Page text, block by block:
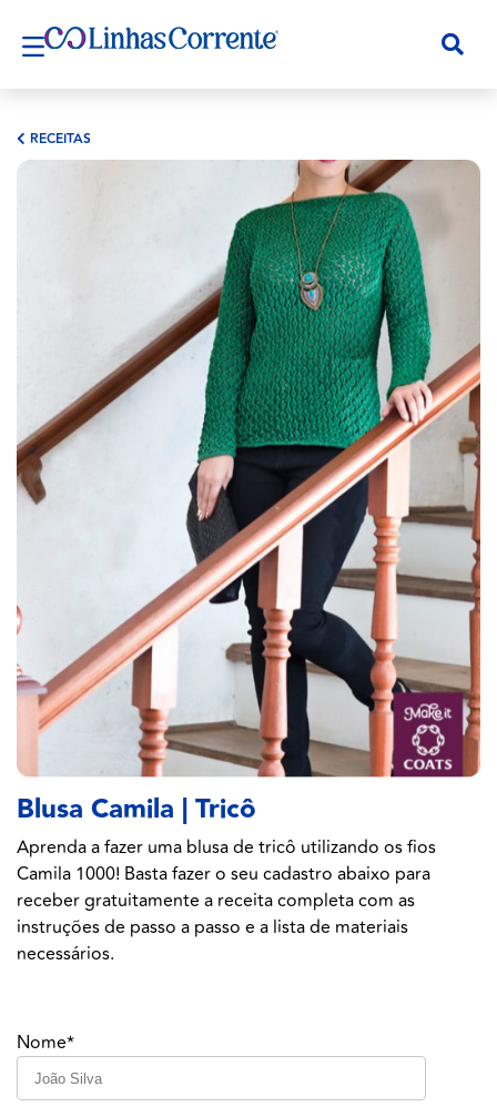
RECEITAS
Blusa Camila | Tricô
Aprenda a fazer uma blusa de tricô utilizando os fios
Camila 1000! Basta fazer o seu cadastro abaixo para
receber gratuitamente a receita completa com as
instruções de passo a passo e a lista de materiais
necessários.
Nome*